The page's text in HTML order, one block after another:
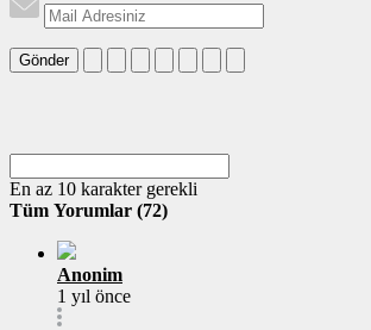
Gönder
En az 10 karakter gerekli
Tüm Yorumlar (72)
Anonim
1 yıl önce